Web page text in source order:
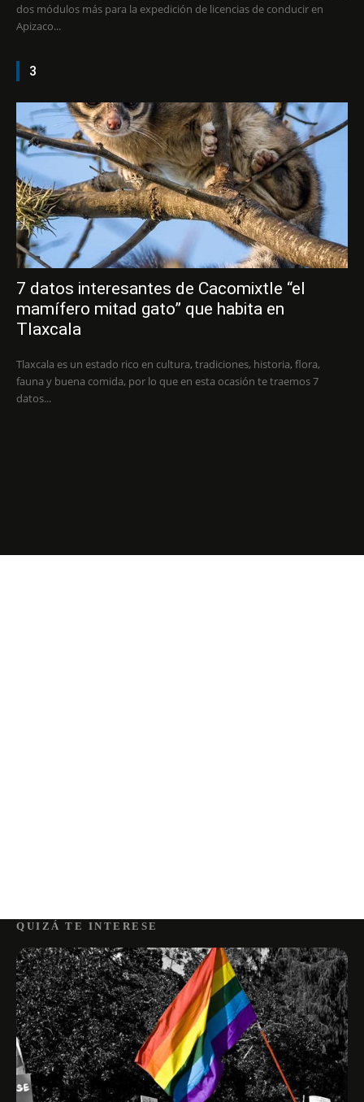
dos módulos más para la expedición de licencias de conducir en
Apizaco...
3
7 datos interesantes de Cacomixtle “el
mamífero mitad gato” que habita en
Tlaxcala
Tlaxcala es un estado rico en cultura, tradiciones, historia, flora,
fauna y buena comida, por lo que en esta ocasión te traemos 7
datos...
QUIZÁ TE INTERESE